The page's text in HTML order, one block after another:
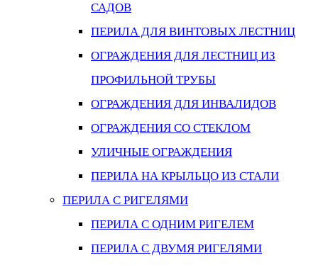
САДОВ
ПЕРИЛА ДЛЯ ВИНТОВЫХ ЛЕСТНИЦ
ОГРАЖДЕНИЯ ДЛЯ ЛЕСТНИЦ ИЗ
ПРОФИЛЬНОЙ ТРУБЫ
ОГРАЖДЕНИЯ ДЛЯ ИНВАЛИДОВ
ОГРАЖДЕНИЯ СО СТЕКЛОМ
УЛИЧНЫЕ ОГРАЖДЕНИЯ
ПЕРИЛА НА КРЫЛЬЦО ИЗ СТАЛИ
ПЕРИЛА С РИГЕЛЯМИ
ПЕРИЛА С ОДНИМ РИГЕЛЕМ
ПЕРИЛА С ДВУМЯ РИГЕЛЯМИ